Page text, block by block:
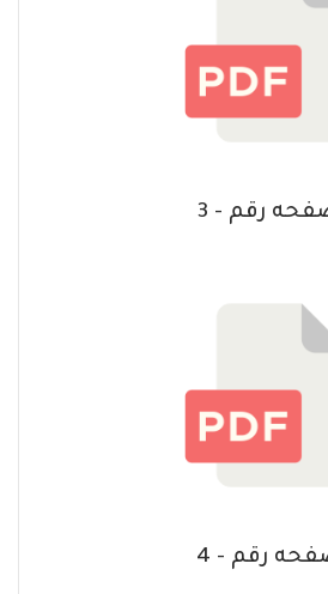
رقم - 3
رقم - 4